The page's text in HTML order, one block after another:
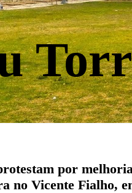
por
no Vicente Fialho,